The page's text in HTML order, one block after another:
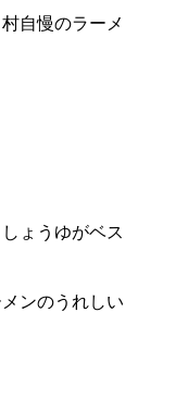
自慢のラーメ
ょうゆがベス
ンのうれしい